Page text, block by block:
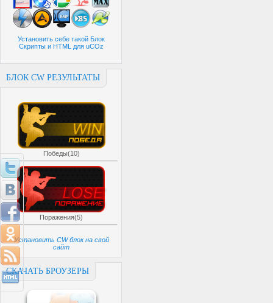
Установить себе такой Блок
Скрипты и HTML для uCOz
БЛОК CW РЕЗУЛЬТАТЫ
Победы(10)
Поражения(5)
Установить CW блок на свой
сайт
СКАЧАТЬ БРОУЗЕРЫ